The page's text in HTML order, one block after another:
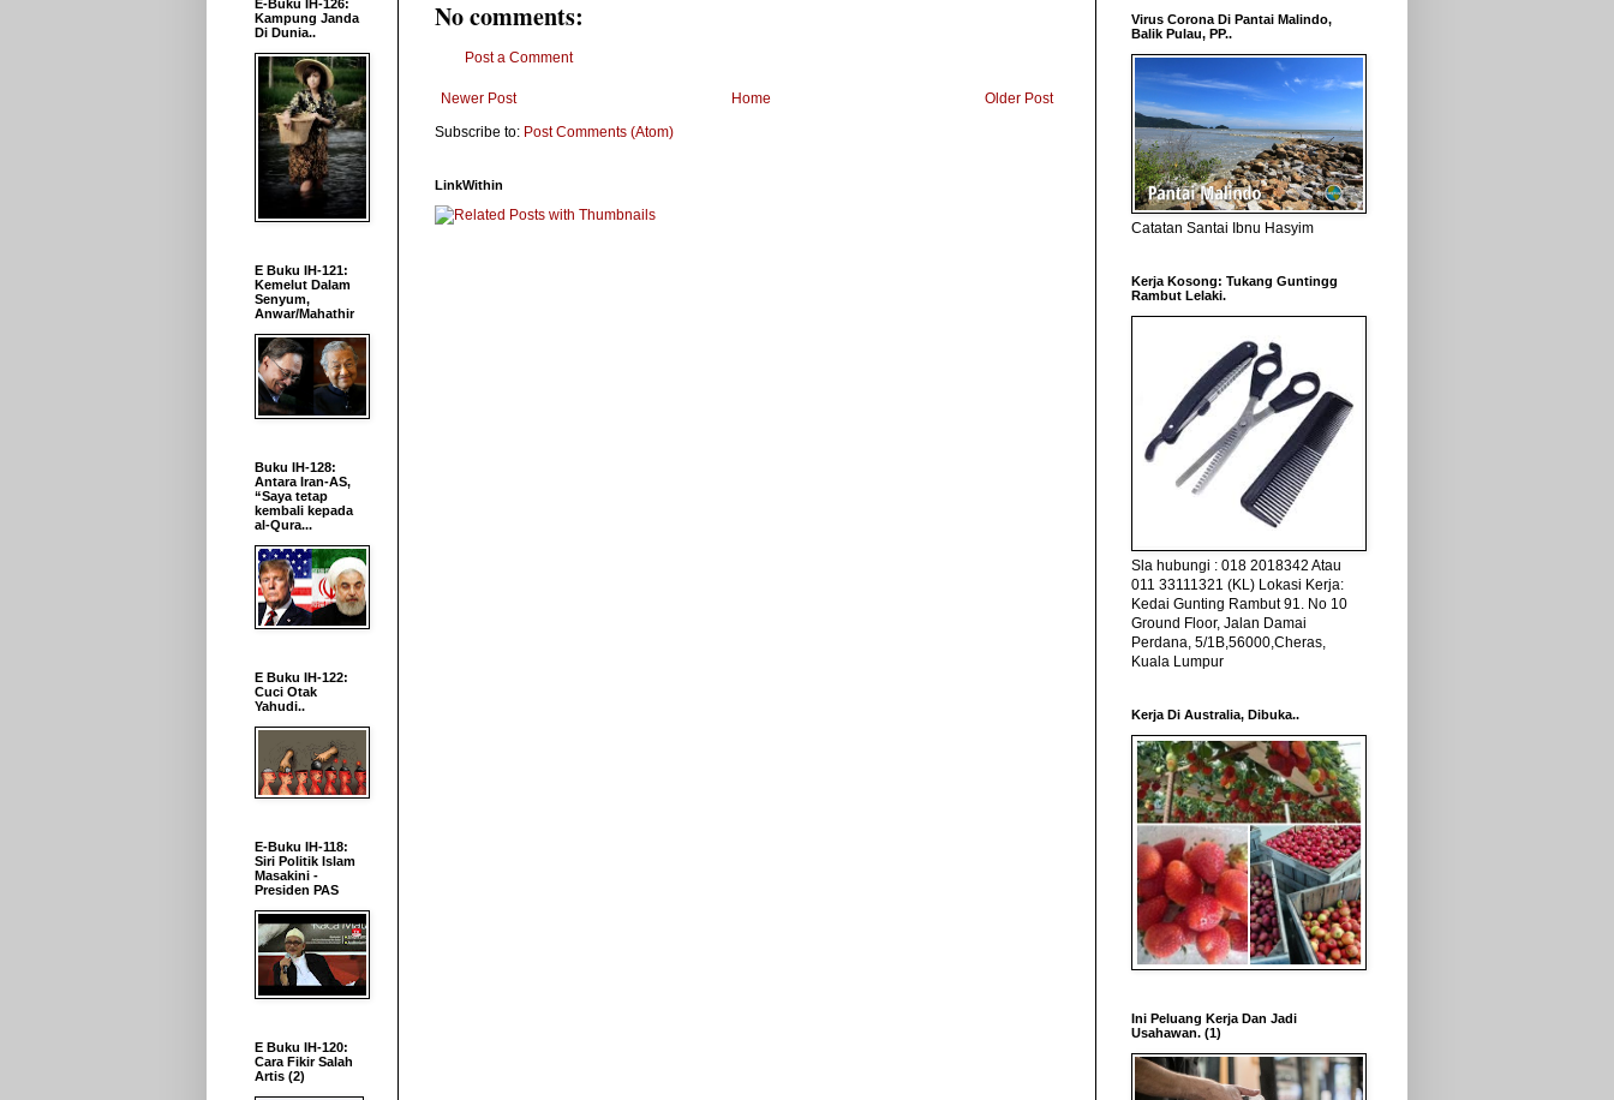
No comments:
Post a Comment
Newer Post Older Post
Home
Subscribe to: Post Comments (Atom)
LinkWithin
E-Buku IH-126:
Kampung Janda
Di Dunia..
E Buku IH-121:
Kemelut Dalam
Senyum,
Anwar/Mahathir
Buku IH-128:
Antara Iran-AS,
“Saya tetap
kembali kepada
al-Qura...
E Buku IH-122:
Cuci Otak
Yahudi..
E-Buku IH-118:
Siri Politik Islam
Masakini -
Presiden PAS
E Buku IH-120:
Cara Fikir Salah
Artis (2)
Virus Corona Di Pantai Malindo,
Balik Pulau, PP..
Catatan Santai Ibnu Hasyim
Kerja Kosong: Tukang Guntingg
Rambut Lelaki.
Sla hubungi : 018 2018342 Atau
011 33111321 (KL) Lokasi Kerja:
Kedai Gunting Rambut 91. No 10
Ground Floor, Jalan Damai
Perdana, 5/1B,56000,Cheras,
Kuala Lumpur
Kerja Di Australia, Dibuka..
Ini Peluang Kerja Dan Jadi
Usahawan. (1)